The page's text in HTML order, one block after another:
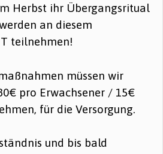
Herbst ihr Übergangsritual
an diesem
teilnehmen!
müssen wir
pro Erwachsener / 15€
für die Versorgung.
und bis bald